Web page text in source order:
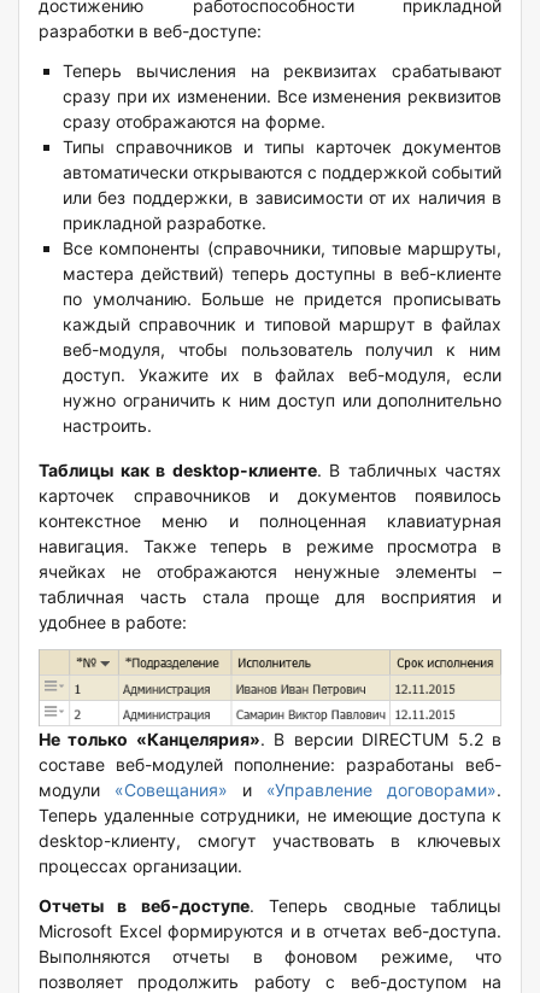
достижению работоспособности прикладной
разработки в веб-доступе:
Теперь вычисления на реквизитах срабатывают
сразу при их изменении. Все изменения реквизитов
сразу отображаются на форме.
Типы справочников и типы карточек документов
автоматически открываются с поддержкой событий
или без поддержки, в зависимости от их наличия в
прикладной разработке.
Все компоненты (справочники, типовые маршруты,
мастера действий) теперь доступны в веб-клиенте
по умолчанию. Больше не придется прописывать
каждый справочник и типовой маршрут в файлах
веб-модуля, чтобы пользователь получил к ним
доступ. Укажите их в файлах веб-модуля, если
нужно ограничить к ним доступ или дополнительно
настроить.
Таблицы как в desktop-клиенте. В табличных частях
карточек справочников и документов появилось
контекстное меню и полноценная клавиатурная
навигация. Также теперь в режиме просмотра в
ячейках не отображаются ненужные элементы –
табличная часть стала проще для восприятия и
удобнее в работе:
Не только «Канцелярия». В версии DIRECTUM 5.2 в
составе веб-модулей пополнение: разработаны веб-
модули «Совещания» и «Управление договорами».
Теперь удаленные сотрудники, не имеющие доступа к
desktop-клиенту, смогут участвовать в ключевых
процессах организации.
Отчеты в веб-доступе. Теперь сводные таблицы
Microsoft Excel формируются и в отчетах веб-доступа.
Выполняются отчеты в фоновом режиме, что
позволяет продолжить работу с веб-доступом на